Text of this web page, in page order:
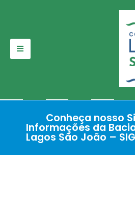
para
Conheça nosso
Informações da
Lagos São João –